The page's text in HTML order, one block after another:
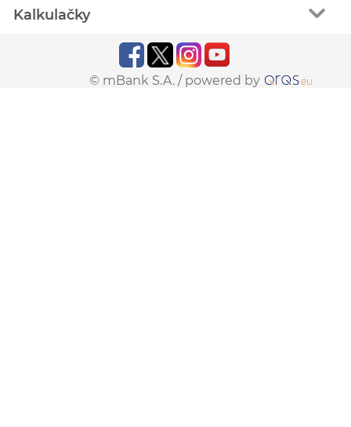
Kalkulačky
© mBank S.A. / powered by